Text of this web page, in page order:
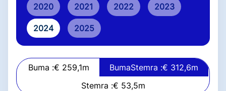
2020
2021 2022 2023
2024 2025
Buma :€ 259,1m BumaStemra :€ 312,6m
Stemra :€ 53,5m